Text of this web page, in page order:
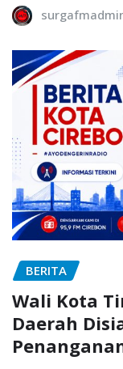
BERITA
Wali Kota
Daerah